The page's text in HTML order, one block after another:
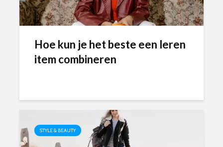
Hoe kun je het beste een leren
item combineren
STYLE & BEAUTY